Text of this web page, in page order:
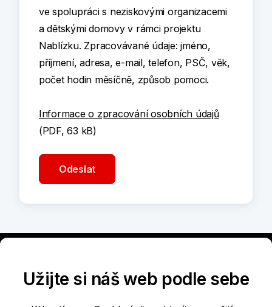
ve spolupráci s neziskovými organizacemi
a dětskými domovy v rámci projektu
Nablízku. Zpracovávané údaje: jméno,
příjmení, adresa, e-mail, telefon, PSČ, věk,
počet hodin měsíčně, způsob pomoci.
Informace o zpracování osobních údajů
(PDF, 63 kB)
Užijte si náš web podle sebe